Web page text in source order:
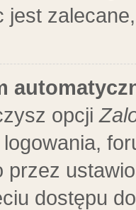
opcji
przez
dostępu